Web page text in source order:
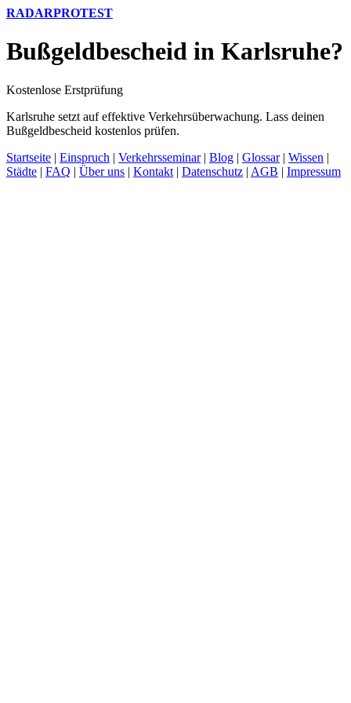
RADARPROTEST
Bußgeldbescheid in Karlsruhe?
Kostenlose Erstprüfung
Karlsruhe setzt auf effektive Verkehrsüberwachung. Lass deinen
Bußgeldbescheid kostenlos prüfen.
Startseite | Einspruch | Verkehrsseminar| Blog | Glossar| Wissen |
Städte | FAQ | Über uns | Kontakt | Datenschutz | AGB | Impressum